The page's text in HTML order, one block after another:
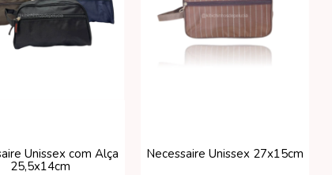
Unissex com Alça
25,5x14cm
Necessaire Unissex 27x15cm